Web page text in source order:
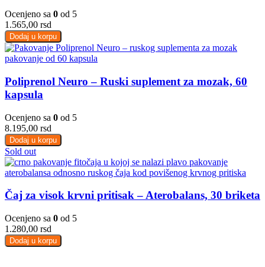
Ocenjeno sa 0 od 5
1.565,00 rsd
Dodaj u korpu
Poliprenol Neuro – Ruski suplement za mozak, 60
kapsula
Ocenjeno sa 0 od 5
8.195,00 rsd
Dodaj u korpu
Sold out
Čaj za visok krvni pritisak – Aterobalans, 30 briketa
Ocenjeno sa 0 od 5
1.280,00 rsd
Dodaj u korpu